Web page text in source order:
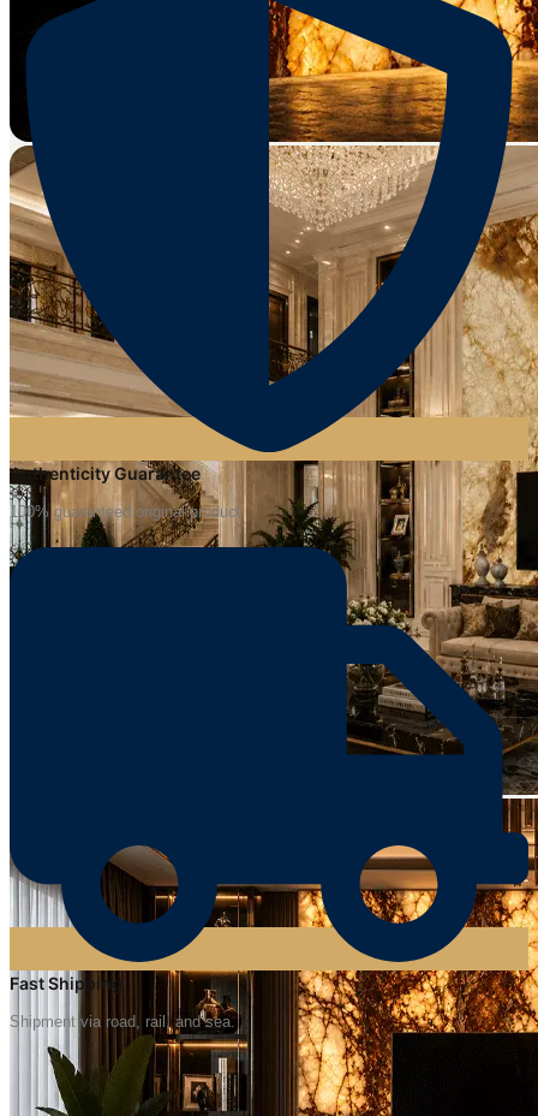
Authenticity Guarantee
100% guaranteed original product
Fast Shipping
Shipment via road, rail, and sea.